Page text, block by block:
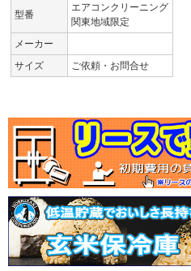
型番
エアコンクリーニング
関東地域限定
メーカー
サイズ
ご依頼・お問合せ